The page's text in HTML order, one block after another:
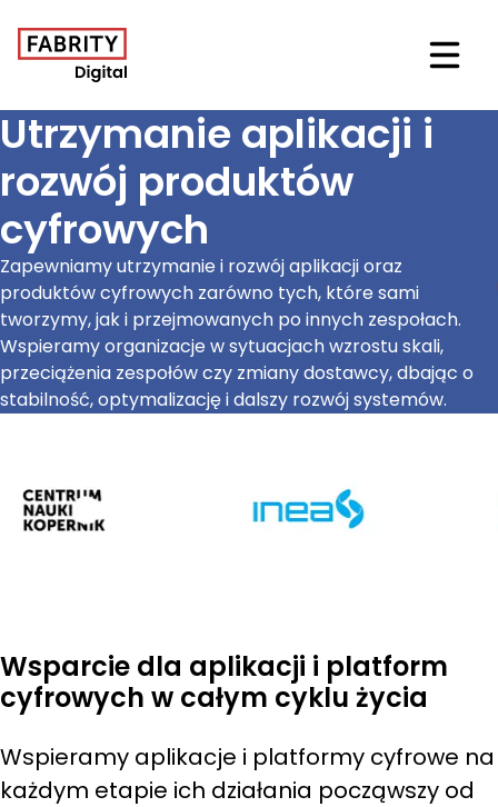
Utrzymanie aplikacji i
rozwój produktów
cyfrowych
Zapewniamy utrzymanie i rozwój aplikacji oraz
produktów cyfrowych zarówno tych, które sami
tworzymy, jak i przejmowanych po innych zespołach.
Wspieramy organizacje w sytuacjach wzrostu skali,
przeciążenia zespołów czy zmiany dostawcy, dbając o
stabilność, optymalizację i dalszy rozwój systemów.
Wsparcie dla aplikacji i platform
cyfrowych w całym cyklu życia
Wspieramy aplikacje i platformy cyfrowe na
każdym etapie ich działania począwszy od